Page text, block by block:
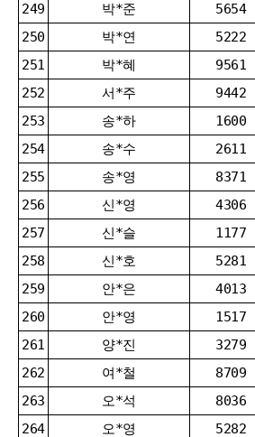
249
박*준 5654
250
박*연 5222
251
박*혜 9561
252
서*주 9442
253
송*하 1600
254
송*수 2611
255
송*영 8371
256
신*영 4306
257
신*슬 1177
258
신*호 5281
259
안*은 4013
260
안*영 1517
261
양*진 3279
262
여*철 8709
263
오*석 8036
264
오*영 5282